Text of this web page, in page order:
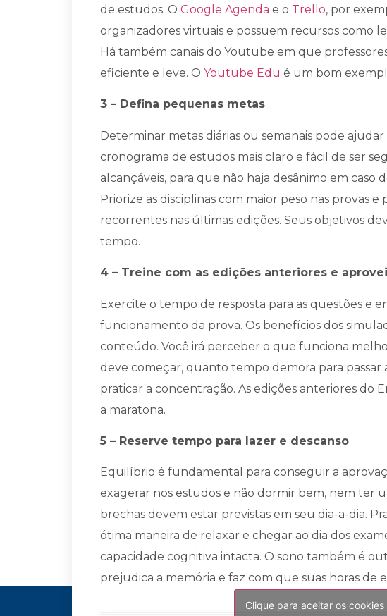
de estudos. O Google Agenda e o Trello, por
organizadores virtuais e possuem recursos como
Há também canais do Youtube em que
eficiente e leve. O Youtube Edu é um bom
3 – Defina pequenas metas
Determinar metas diárias ou semanais pode
cronograma de estudos mais claro e fácil de ser
alcançáveis, para que não haja desânimo em caso
Priorize as disciplinas com maior peso nas provas e
recorrentes nas últimas edições. Seus objetivos
tempo.
4 – Treine com as edições anteriores e
Exercite o tempo de resposta para as questões e
funcionamento da prova. Os benefícios dos
conteúdo. Você irá perceber o que funciona
deve começar, quanto tempo demora para passar
praticar a concentração. As edições anteriores do
a maratona.
5 – Reserve tempo para lazer e descanso
Equilíbrio é fundamental para conseguir a
exagerar nos estudos e não dormir bem, nem ter
brechas devem estar previstas em seu dia-a-dia.
ótima maneira de relaxar e chegar ao dia dos
capacidade cognitiva intacta. O sono também é
prejudica a memória e faz com que suas horas de
Clique para aceitar os